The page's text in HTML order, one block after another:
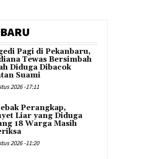
Pagi di Pekanbaru,
Tewas Bersimbah
Diduga Dibacok
Suami
2026 -17:11
Perangkap,
Liar yang Diduga
18 Warga Masih
2026 -11:20